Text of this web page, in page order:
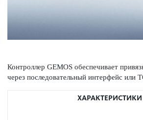
Контроллер GEMOS обеспечивает
через пос­л­едо­вательный интерфейс или
ХАРАКТЕРИСТИКИ